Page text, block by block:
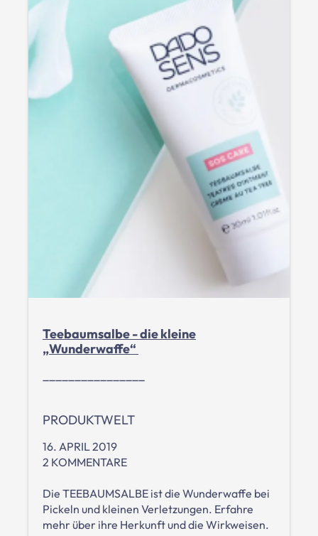
Teebaumsalbe - die kleine
„Wunderwaffe“
PRODUKTWELT
16. APRIL 2019
2 KOMMENTARE
Die TEEBAUMSALBE ist die Wunderwaffe bei
Pickeln und kleinen Verletzungen. Erfahre
mehr über ihre Herkunft und die Wirkweisen.